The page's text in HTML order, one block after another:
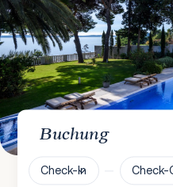
Buchung
Check-In Check-